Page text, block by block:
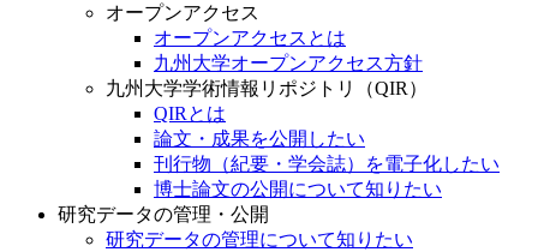
オープンアクセス
オープンアクセスとは
九州大学オープンアクセス方針
九州大学学術情報リポジトリ（QIR）
QIRとは
論文・成果を公開したい
刊行物（紀要・学会誌）を電子化したい
博士論文の公開について知りたい
研究データの管理・公開
研究データの管理について知りたい